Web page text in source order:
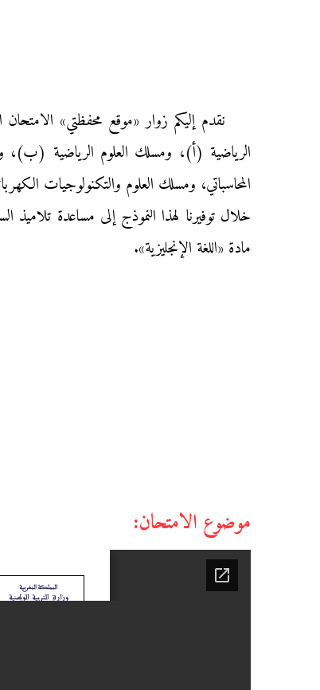
الرياضية (أ)، ومسلك العلوم الرياضية (ب)،
المحاسباتي، ومسلك العلوم والتكنولوجيات
خلال توفيرنا لهذا النموذج إلى مساعدة تلاميذ
مادة «اللغة الإنجليزية».
موضوع الامتحان: